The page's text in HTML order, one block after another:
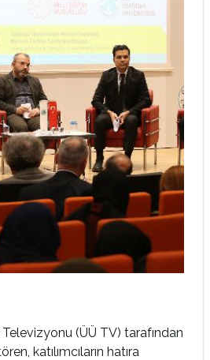
(ÜÜ TV) tarafından
katılımcıların hatıra